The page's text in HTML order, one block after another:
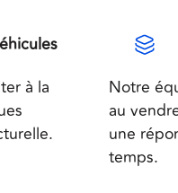
à la
Notre
au
une
temps.